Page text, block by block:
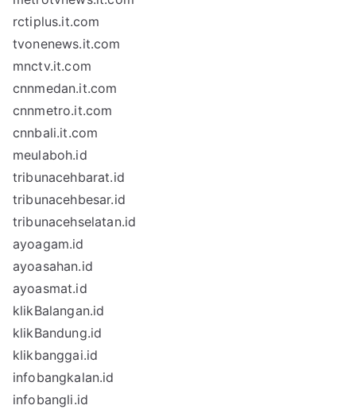
rctiplus.it.com
tvonenews.it.com
mnctv.it.com
cnnmedan.it.com
cnnmetro.it.com
cnnbali.it.com
meulaboh.id
tribunacehbarat.id
tribunacehbesar.id
tribunacehselatan.id
ayoagam.id
ayoasahan.id
ayoasmat.id
klikBalangan.id
klikBandung.id
klikbanggai.id
infobangkalan.id
infobangli.id